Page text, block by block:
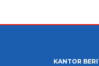
KANTOR